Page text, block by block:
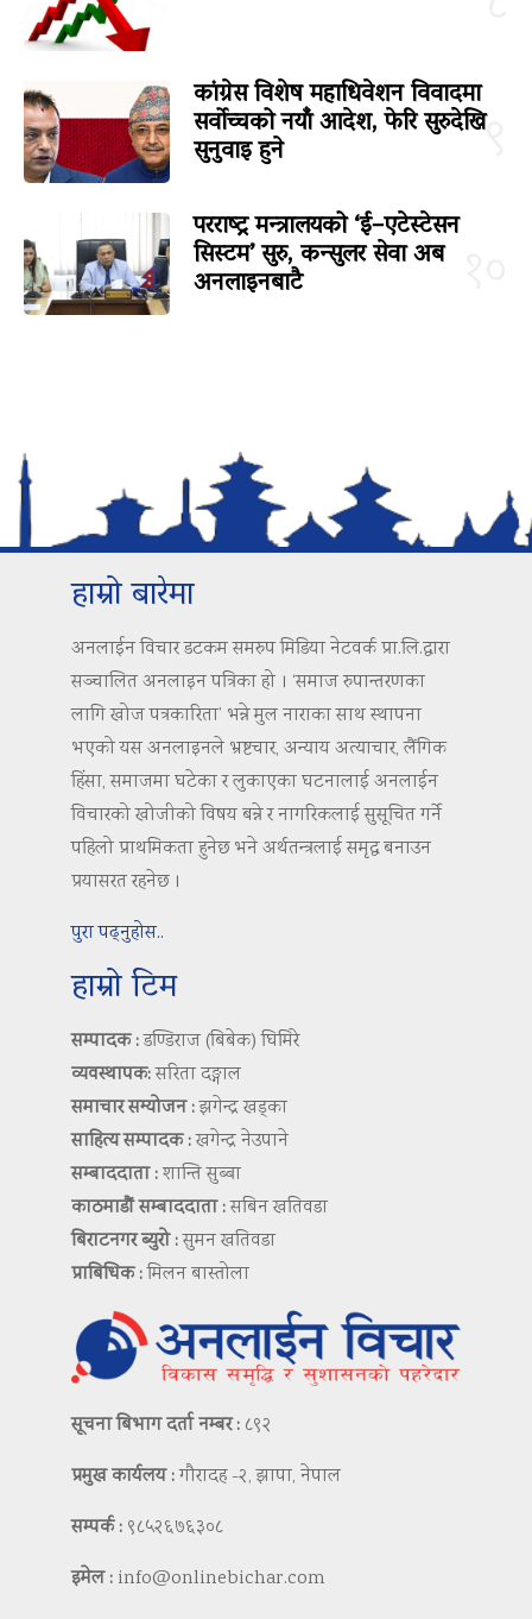
९
कांग्रेस विशेष महाधिवेशन विवादमा
सर्वोच्चको नयाँ आदेश, फेरि सुरुदेखि
सुनुवाइ हुने
परराष्ट्र मन्त्रालयको ‘ई–एटेस्टेसन
सिस्टम’ सुरु, कन्सुलर सेवा अब
अनलाइनबाटै
हाम्रो बारेमा
अनलाईन विचार डटकम समरुप मिडिया नेटवर्क प्रा.लि.द्वारा
सञ्चालित अनलाइन पत्रिका हो । ‘समाज रुपान्तरणका
लागि खोज पत्रकारिता’ भन्ने मुल नाराका साथ स्थापना
भएको यस अनलाइनले भ्रष्टचार, अन्याय अत्याचार, लैंगिक
हिंसा, समाजमा घटेका र लुकाएका घटनालाई अनलाईन
विचारको खोजीको विषय बन्ने र नागरिकलाई सुसूचित गर्ने
पहिलो प्राथमिकता हुनेछ भने अर्थतन्त्रलाई समृद्ध बनाउन
प्रयासरत रहनेछ ।
पुरा पढ्नुहोस..
हाम्रो टिम
सम्पादक :डण्डिराज (बिबेक) घिमिरे
व्यवस्थापक:सरिता दङ्गाल
समाचार सम्योजन :झगेन्द्र खड्का
साहित्य सम्पादक :खगेन्द्र नेउपाने
सम्बाददाता :शान्ति सुब्बा
काठमाडौं सम्बाददाता :सबिन खतिवडा
बिराटनगर ब्युरो :सुमन खतिवडा
प्राबिधिक :मिलन बास्तोला
सूचना बिभाग दर्ता नम्बर : ८९२
प्रमुख कार्यलय :गौरादह -२, झापा, नेपाल
सम्पर्क : ९८५२६७६३०८
इमेल : info@onlinebichar.com